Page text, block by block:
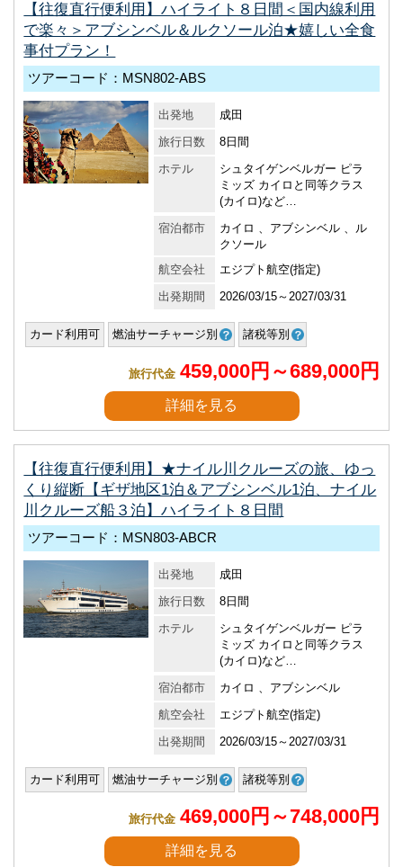
【往復直行便利用】ハイライト８日間＜国内線利用
で楽々＞アブシンベル＆ルクソール泊★嬉しい全食
事付プラン！
ツアーコード：MSN802-ABS
出発地
成田
旅行日数
8日間
ホテル
シュタイゲンベルガー ピラ
ミッズ カイロと同等クラス
(カイロ)など…
宿泊都市
カイロ 、アブシンベル 、ル
クソール
航空会社
エジプト航空(指定)
出発期間
2026/03/15～2027/03/31
カード利用可 燃油サーチャージ別 諸税等別
旅行代金 459,000円～689,000円
詳細を見る
【往復直行便利用】★ナイル川クルーズの旅、ゆっ
くり縦断【ギザ地区1泊＆アブシンベル1泊、ナイル
川クルーズ船３泊】ハイライト８日間
ツアーコード：MSN803-ABCR
出発地
成田
旅行日数
8日間
ホテル
シュタイゲンベルガー ピラ
ミッズ カイロと同等クラス
(カイロ)など…
宿泊都市
カイロ 、アブシンベル
航空会社
エジプト航空(指定)
出発期間
2026/03/15～2027/03/31
カード利用可 燃油サーチャージ別 諸税等別
旅行代金 469,000円～748,000円
詳細を見る